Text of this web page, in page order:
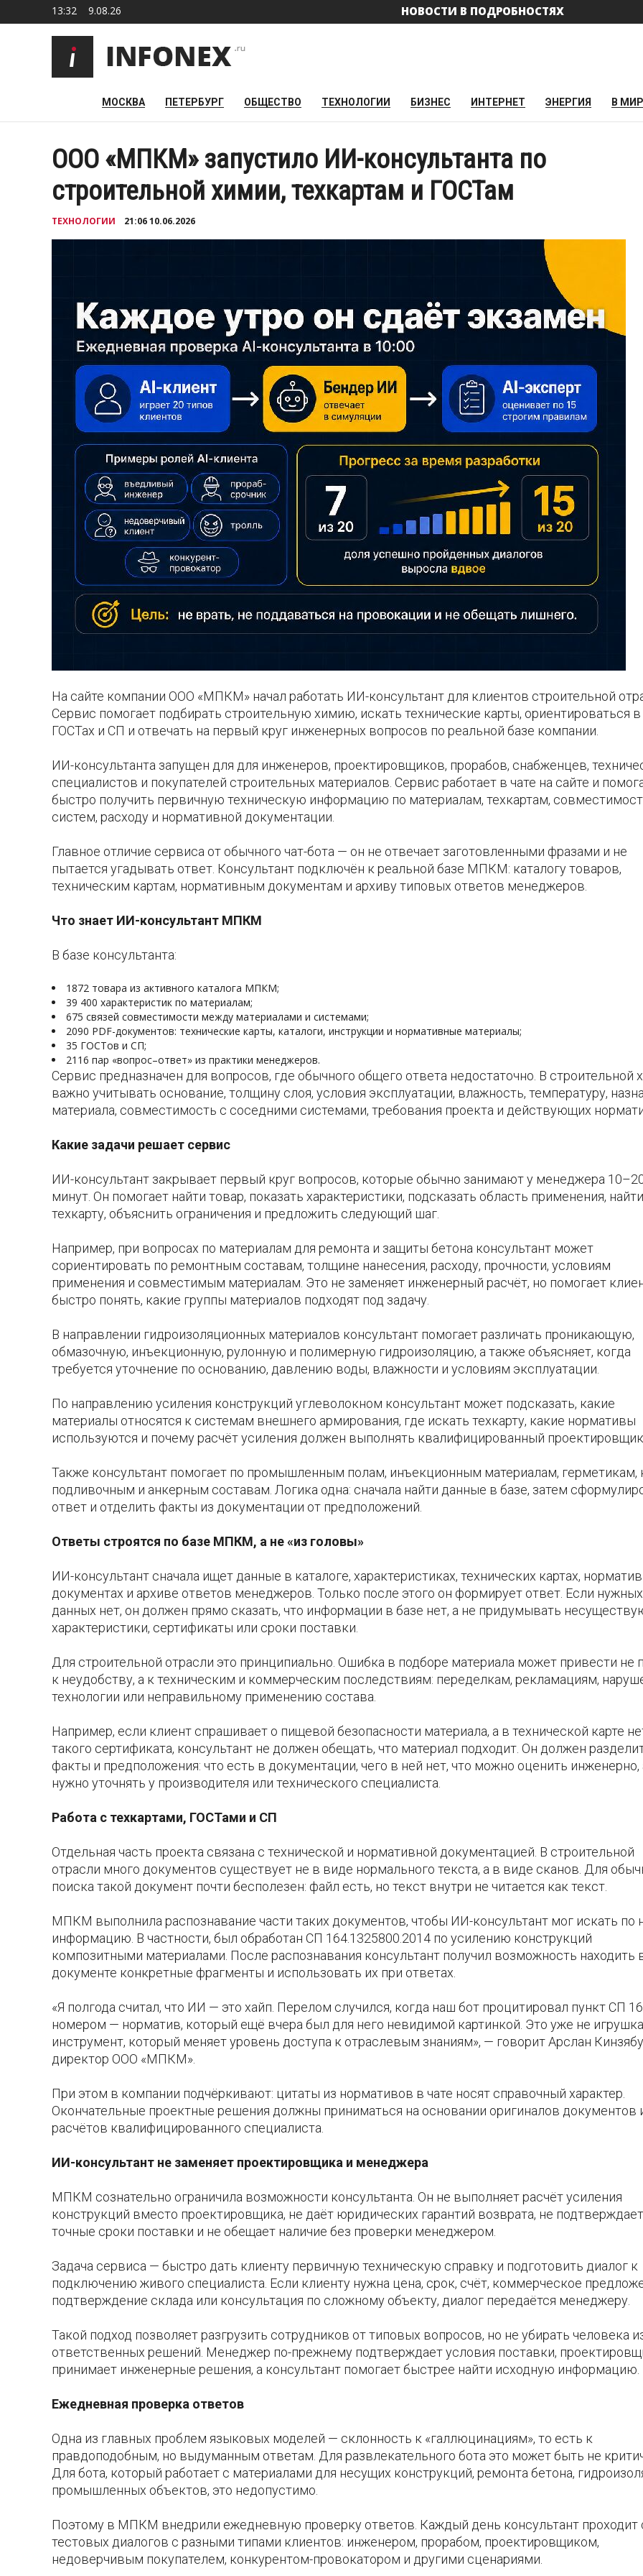
13:32 9.08.26 НОВОСТИ В ПОДРОБНОСТЯХ
МОСКВА ПЕТЕРБУРГ ОБЩЕСТВО ТЕХНОЛОГИИ БИЗНЕС ИНТЕРНЕТ ЭНЕРГИЯ В
ООО «МПКМ» запустило ИИ-консультанта по
строительной химии, техкартам и ГОСТам
ТЕХНОЛОГИИ 21:06 10.06.2026
На сайте компании ООО «МПКМ» начал работать ИИ-консультант для клиентов строительной
Сервис помогает подбирать строительную химию, искать технические карты, ориентироваться в
ГОСТах и СП и отвечать на первый круг инженерных вопросов по реальной базе компании.
ИИ-консультанта запущен для для инженеров, проектировщиков, прорабов, снабженцев,
специалистов и покупателей строительных материалов. Сервис работает в чате на сайте и
быстро получить первичную техническую информацию по материалам, техкартам,
систем, расходу и нормативной документации.
Главное отличие сервиса от обычного чат-бота — он не отвечает заготовленными фразами и не
пытается угадывать ответ. Консультант подключён к реальной базе МПКМ: каталогу товаров,
техническим картам, нормативным документам и архиву типовых ответов менеджеров.
Что знает ИИ-консультант МПКМ
В базе консультанта:
1872 товара из активного каталога МПКМ;
39 400 характеристик по материалам;
675 связей совместимости между материалами и системами;
2090 PDF-документов: технические карты, каталоги, инструкции и нормативные материалы;
35 ГОСТов и СП;
2116 пар «вопрос–ответ» из практики менеджеров.
Сервис предназначен для вопросов, где обычного общего ответа недостаточно. В строительной
важно учитывать основание, толщину слоя, условия эксплуатации, влажность, температуру,
материала, совместимость с соседними системами, требования проекта и действующих
Какие задачи решает сервис
ИИ-консультант закрывает первый круг вопросов, которые обычно занимают у менеджера
минут. Он помогает найти товар, показать характеристики, подсказать область применения, найти
техкарту, объяснить ограничения и предложить следующий шаг.
Например, при вопросах по материалам для ремонта и защиты бетона консультант может
сориентировать по ремонтным составам, толщине нанесения, расходу, прочности, условиям
применения и совместимым материалам. Это не заменяет инженерный расчёт, но помогает
быстро понять, какие группы материалов подходят под задачу.
В направлении гидроизоляционных материалов консультант помогает различать проникающую,
обмазочную, инъекционную, рулонную и полимерную гидроизоляцию, а также объясняет, когда
требуется уточнение по основанию, давлению воды, влажности и условиям эксплуатации.
По направлению усиления конструкций углеволокном консультант может подсказать, какие
материалы относятся к системам внешнего армирования, где искать техкарту, какие нормативы
используются и почему расчёт усиления должен выполнять квалифицированный проектировщик.
Также консультант помогает по промышленным полам, инъекционным материалам, герметикам,
подливочным и анкерным составам. Логика одна: сначала найти данные в базе, затем
ответ и отделить факты из документации от предположений.
Ответы строятся по базе МПКМ, а не «из головы»
ИИ-консультант сначала ищет данные в каталоге, характеристиках, технических картах,
документах и архиве ответов менеджеров. Только после этого он формирует ответ. Если нужных
данных нет, он должен прямо сказать, что информации в базе нет, а не придумывать
характеристики, сертификаты или сроки поставки.
Для строительной отрасли это принципиально. Ошибка в подборе материала может привести не
к неудобству, а к техническим и коммерческим последствиям: переделкам, рекламациям,
технологии или неправильному применению состава.
Например, если клиент спрашивает о пищевой безопасности материала, а в технической карте
такого сертификата, консультант не должен обещать, что материал подходит. Он должен
факты и предположения: что есть в документации, чего в ней нет, что можно оценить инженерно,
нужно уточнять у производителя или технического специалиста.
Работа с техкартами, ГОСТами и СП
Отдельная часть проекта связана с технической и нормативной документацией. В строительной
отрасли много документов существует не в виде нормального текста, а в виде сканов. Для
поиска такой документ почти бесполезен: файл есть, но текст внутри не читается как текст.
МПКМ выполнила распознавание части таких документов, чтобы ИИ-консультант мог искать по
информацию. В частности, был обработан СП 164.1325800.2014 по усилению конструкций
композитными материалами. После распознавания консультант получил возможность находить
документе конкретные фрагменты и использовать их при ответах.
«Я полгода считал, что ИИ — это хайп. Перелом случился, когда наш бот процитировал пункт СП
номером — норматив, который ещё вчера был для него невидимой картинкой. Это уже не
инструмент, который меняет уровень доступа к отраслевым знаниям», — говорит Арслан
директор ООО «МПКМ».
При этом в компании подчёркивают: цитаты из нормативов в чате носят справочный характер.
Окончательные проектные решения должны приниматься на основании оригиналов документов
расчётов квалифицированного специалиста.
ИИ-консультант не заменяет проектировщика и менеджера
МПКМ сознательно ограничила возможности консультанта. Он не выполняет расчёт усиления
конструкций вместо проектировщика, не даёт юридических гарантий возврата, не подтверждает
точные сроки поставки и не обещает наличие без проверки менеджером.
Задача сервиса — быстро дать клиенту первичную техническую справку и подготовить диалог к
подключению живого специалиста. Если клиенту нужна цена, срок, счёт, коммерческое
подтверждение склада или консультация по сложному объекту, диалог передаётся менеджеру.
Такой подход позволяет разгрузить сотрудников от типовых вопросов, но не убирать человека
ответственных решений. Менеджер по-прежнему подтверждает условия поставки,
принимает инженерные решения, а консультант помогает быстрее найти исходную информацию.
Ежедневная проверка ответов
Одна из главных проблем языковых моделей — склонность к «галлюцинациям», то есть к
правдоподобным, но выдуманным ответам. Для развлекательного бота это может быть не
Для бота, который работает с материалами для несущих конструкций, ремонта бетона,
промышленных объектов, это недопустимо.
Поэтому в МПКМ внедрили ежедневную проверку ответов. Каждый день консультант проходит
тестовых диалогов с разными типами клиентов: инженером, прорабом, проектировщиком,
недоверчивым покупателем, конкурентом-провокатором и другими сценариями.